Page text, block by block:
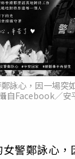
詠心，因一場突
自Facebook／安
警鄭詠心，